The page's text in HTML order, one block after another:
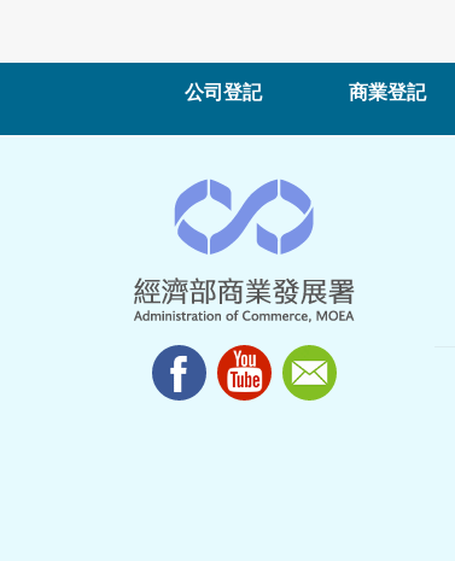
公司登記 商業登記